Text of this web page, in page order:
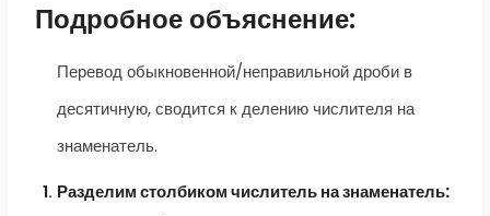
Подробное объяснение:
Перевод обыкновенной/неправильной дроби в
десятичную, сводится к делению числителя на
знаменатель.
Разделим столбиком числитель на знаменатель: